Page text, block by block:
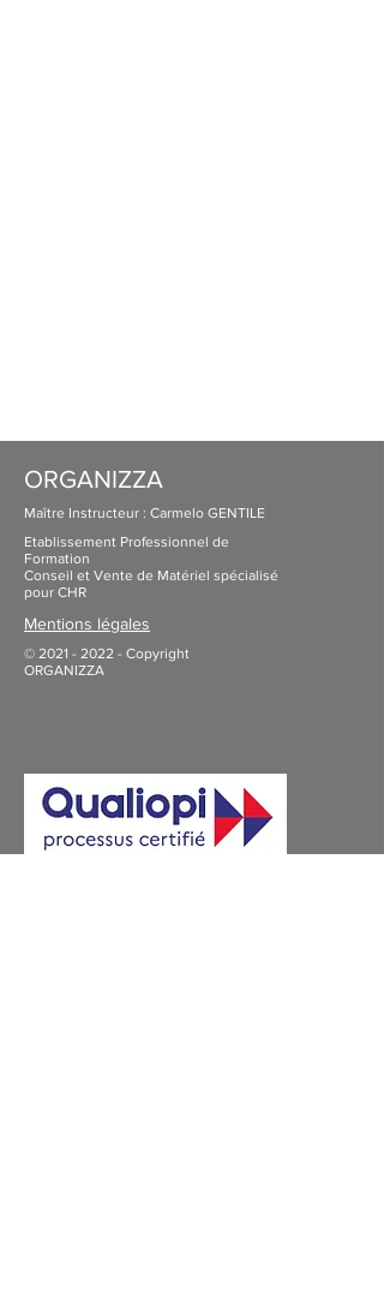
ORGANIZZA
Maître Instructeur : Carmelo GENTILE
Etablissement Professionnel de
Formation
Conseil et Vente de Matériel spécialisé
pour CHR
Mentions légales
© 2021 - 2022 - Copyright
ORGANIZZA